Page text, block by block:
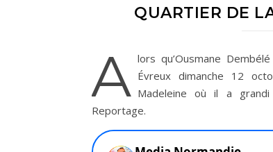
QUARTIER DE
A lors qu’Ousmane
Évreux dimanche 12
Madeleine où il a
Reportage.